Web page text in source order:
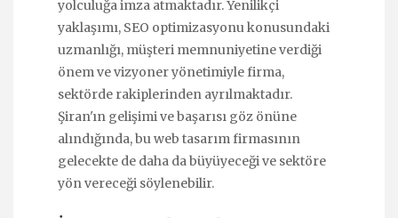
yolculuğa imza atmaktadır. Yenilikçi
yaklaşımı, SEO optimizasyonu konusundaki
uzmanlığı, müşteri memnuniyetine verdiği
önem ve vizyoner yönetimiyle firma,
sektörde rakiplerinden ayrılmaktadır.
Şiran'ın gelişimi ve başarısı göz önüne
alındığında, bu web tasarım firmasının
gelecekte de daha da büyüyeceği ve sektöre
yön vereceği söylenebilir.